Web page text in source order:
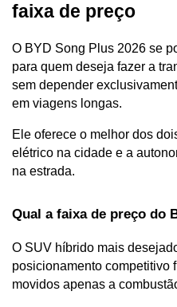
faixa de preço
O BYD Song Plus 2026 se
para quem deseja fazer a
sem depender
em viagens longas.
Ele oferece o melhor dos
elétrico na cidade e a
na estrada.
Qual a faixa de preço do
O SUV híbrido mais
posicionamento competitivo
movidos apenas a